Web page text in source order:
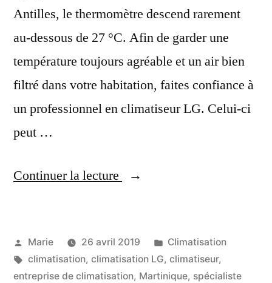
Antilles, le thermomètre descend rarement
au-dessous de 27 °C. Afin de garder une
température toujours agréable et un air bien
filtré dans votre habitation, faites confiance à
un professionnel en climatiseur LG. Celui-ci
peut …
Continuer la lecture
« Votre
climatisation
en
Publié
par
Marie 26 avril 2019
Publié
dans
Climatisation
Étiquettes :
climatisation, climatisation LG, climatiseur,
entreprise de climatisation, Martinique, spécialiste